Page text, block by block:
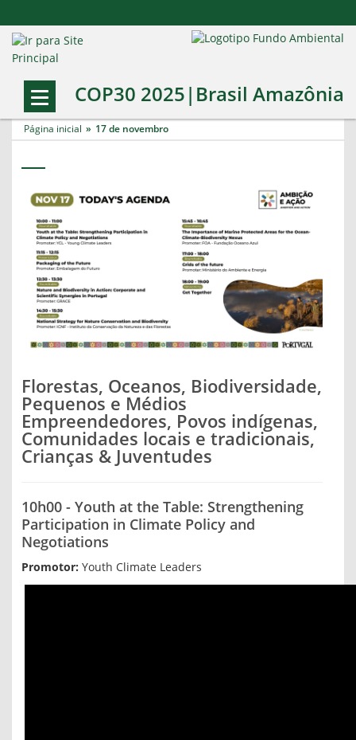
COP30 2025|Brasil Amazônia
Página inicial 17 de novembro
Florestas, Oceanos, Biodiversidade,
Pequenos e Médios
Empreendedores, Povos indígenas,
Comunidades locais e tradicionais,
Crianças & Juventudes
10h00 - Youth at the Table: Strengthening
Participation in Climate Policy and
Negotiations
Promotor: Youth Climate Leaders